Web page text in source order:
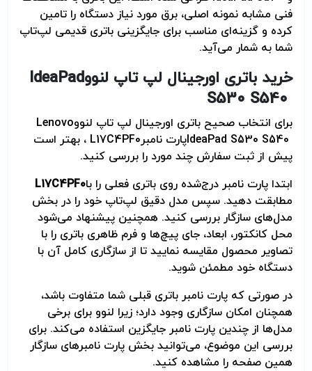
فنی مشابه نمونه اصلی، برق مورد نیاز دستگاه را تامین
کرده و گزینه‌ای مناسب برای جایگزینی باتری قدیمی لپ‌تاپ
شما به شمار می‌آید.
خرید باتری اورجینال لپ تاپ لنووIdeaPad
S530 S540
برای انتخاب صحیح باتری اورجینال لپ تاپ لنووLenovo
IdeaPad S530 S540پارت نامبرL17C4PF0 ، بهتر است
پیش از ثبت سفارش چند مورد را بررسی کنید.
ابتدا پارت نامبر درج‌شده روی باتری فعلی را باL17C4PF0
مطابقت دهید. سپس مدل دقیق لپ‌تاپ خود را در بخش
مدل‌های سازگار بررسی کنید. همچنین پیشنهاد می‌شود
محل کانکتور، ابعاد، جای پیچ‌ها و فرم ظاهری باتری را با
تصاویر محصول مقایسه نمایید تا از سازگاری کامل آن با
دستگاه خود مطمئن شوید.
در صورتی که پارت نامبر باتری قبلی شما متفاوت باشد،
همچنان امکان سازگاری وجود دارد؛ زیرا لنوو برای برخی
مدل‌ها از چندین پارت نامبر جایگزین استفاده می‌کند. برای
بررسی این موضوع، می‌توانید بخش پارت نامبرهای سازگار
همین صفحه را مشاهده کنید.